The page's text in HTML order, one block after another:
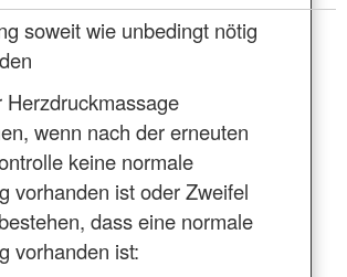
soweit wie unbedingt nötig
Herzdruckmassage
wenn nach der erneuten
keine normale
vorhanden ist oder Zweifel
dass eine normale
vorhanden ist: